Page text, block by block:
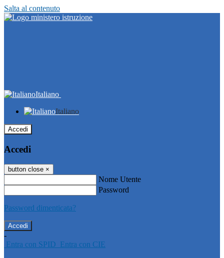
Salta al contenuto
Italiano
Italiano
Accedi
Accedi
button close ×
Nome Utente
Password
Password dimenticata?
-
Entra con SPID Entra con CIE